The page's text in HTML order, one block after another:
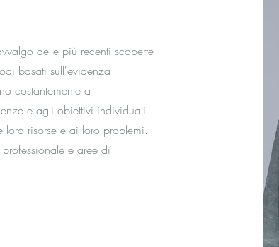
delle più recenti scoperte
basati sull'evidenza
costantemente a
e agli obiettivi individuali
risorse e ai loro problemi.
e aree di